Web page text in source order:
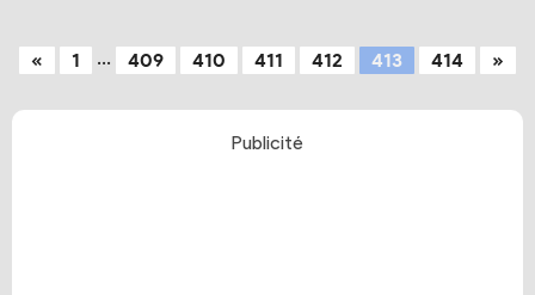
« 1 ... 409 410 411 412 413 414 »
Publicité